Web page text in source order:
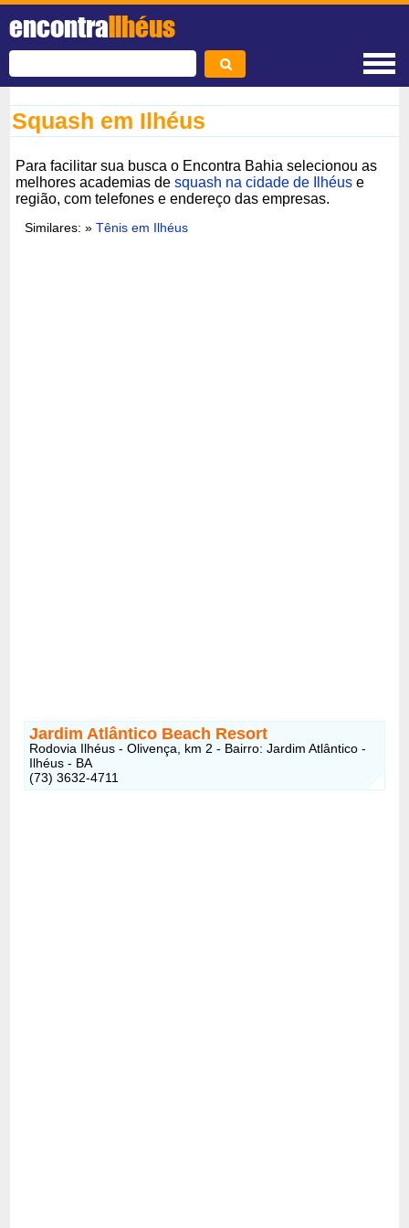
encontraIlhéus
Squash em Ilhéus
Para facilitar sua busca o Encontra Bahia selecionou as
melhores academias desquash na cidade de Ilhéus e
região, com telefones e endereço das empresas.
Similares: »Tênis em Ilhéus
Jardim Atlântico Beach Resort
Rodovia Ilhéus - Olivença, km 2 - Bairro: Jardim Atlântico -
Ilhéus - BA
(73) 3632-4711